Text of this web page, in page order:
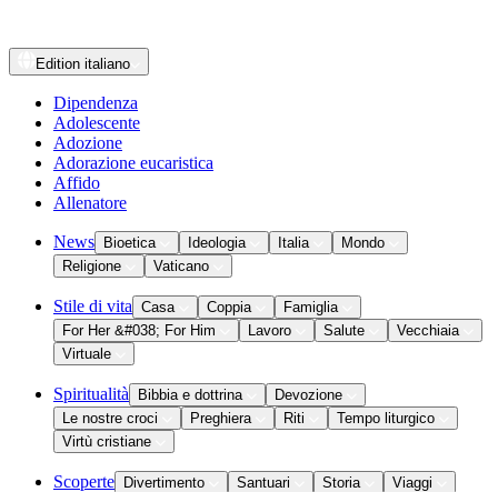
Edition italiano
Dipendenza
Adolescente
Adozione
Adorazione eucaristica
Affido
Allenatore
News Bioetica Ideologia Italia
Mondo
Religione
Vaticano
Stile di vita Casa Coppia
Famiglia
For Her &#038; For Him
Lavoro Salute
Vecchiaia
Virtuale
Spiritualità Bibbia e dottrina
Devozione
Le nostre croci
Preghiera Riti
Tempo liturgico
Virtù cristiane
Scoperte Divertimento Santuari Storia Viaggi